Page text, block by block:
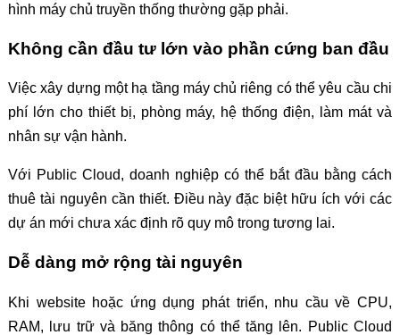
hình máy chủ truyền thống thường gặp phải.
Không cần đầu tư lớn vào phần cứng ban đầu
Việc xây dựng một hạ tầng máy chủ riêng có thể yêu cầu chi
phí lớn cho thiết bị, phòng máy, hệ thống điện, làm mát và
nhân sự vận hành.
Với Public Cloud, doanh nghiệp có thể bắt đầu bằng cách
thuê tài nguyên cần thiết. Điều này đặc biệt hữu ích với các
dự án mới chưa xác định rõ quy mô trong tương lai.
Dễ dàng mở rộng tài nguyên
Khi website hoặc ứng dụng phát triển, nhu cầu về CPU,
RAM, lưu trữ và băng thông có thể tăng lên. Public Cloud